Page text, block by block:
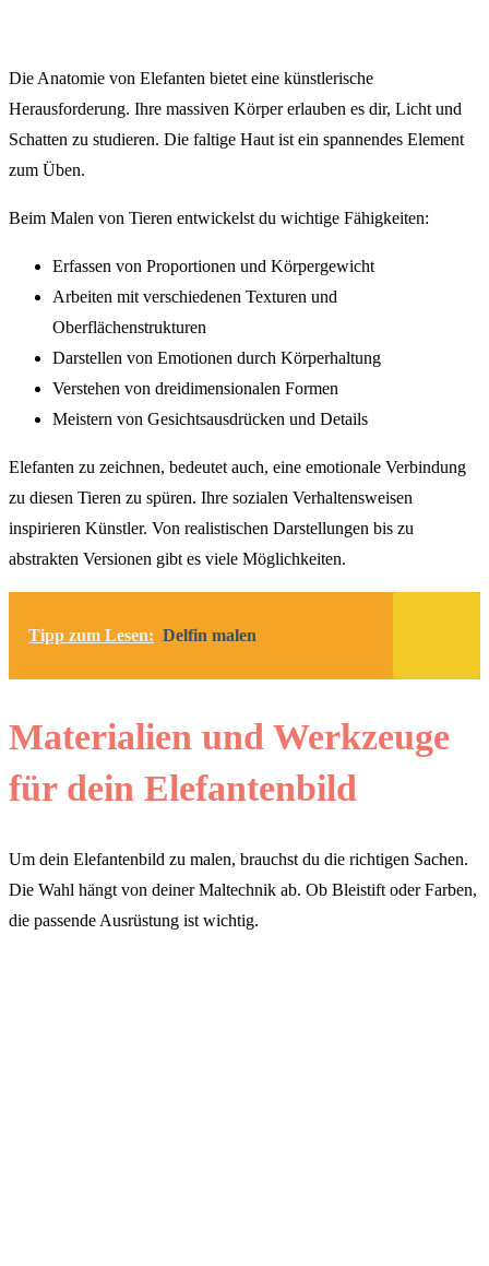
Die Anatomie von Elefanten bietet eine künstlerische
Herausforderung. Ihre massiven Körper erlauben es dir, Licht und
Schatten zu studieren. Die faltige Haut ist ein spannendes Element
zum Üben.
Beim Malen von Tieren entwickelst du wichtige Fähigkeiten:
Erfassen von Proportionen und Körpergewicht
Arbeiten mit verschiedenen Texturen und
Oberflächenstrukturen
Darstellen von Emotionen durch Körperhaltung
Verstehen von dreidimensionalen Formen
Meistern von Gesichtsausdrücken und Details
Elefanten zu zeichnen, bedeutet auch, eine emotionale Verbindung
zu diesen Tieren zu spüren. Ihre sozialen Verhaltensweisen
inspirieren Künstler. Von realistischen Darstellungen bis zu
abstrakten Versionen gibt es viele Möglichkeiten.
Tipp zum Lesen: Delfin malen
Materialien und Werkzeuge
für dein Elefantenbild
Um dein Elefantenbild zu malen, brauchst du die richtigen Sachen.
Die Wahl hängt von deiner Maltechnik ab. Ob Bleistift oder Farben,
die passende Ausrüstung ist wichtig.